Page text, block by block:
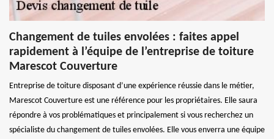
Changement de tuiles envolées : faites appel
rapidement à l’équipe de l’entreprise de toiture
Marescot Couverture
Entreprise de toiture disposant d’une expérience réussie dans le métier,
Marescot Couverture est une référence pour les propriétaires. Elle saura
répondre à vos problématiques et principalement si vous recherchez un
spécialiste du changement de tuiles envolées. Elle vous enverra une équipe